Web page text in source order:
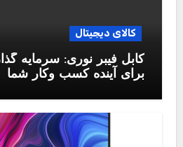
کالای دیجیتال
کابل فیبر نوری: سرمایه
برای آینده کسب وکار شما